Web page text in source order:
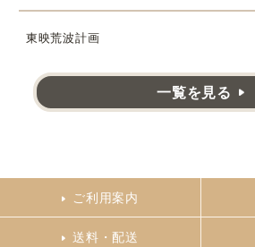
東映荒波計画
一覧を見る
ご利用案内
送料・配送